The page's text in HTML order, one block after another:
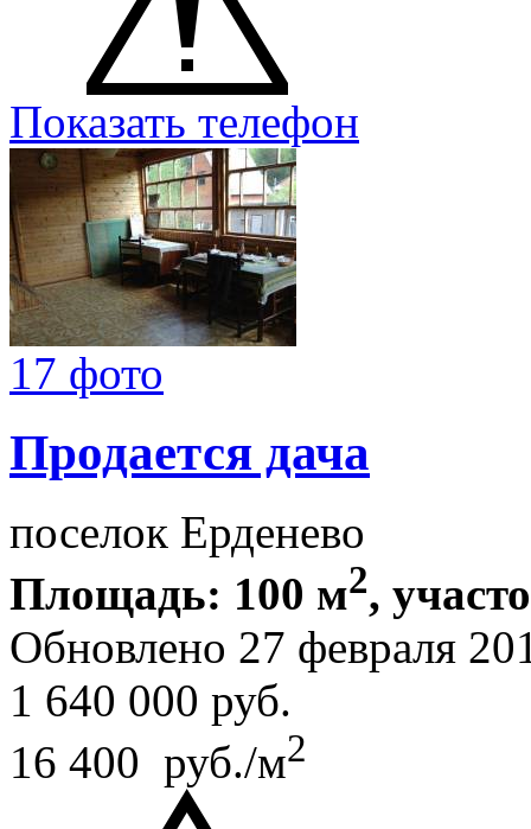
Показать телефон
17 фото
Продается дача
поселок Ерденево
Площадь: 100 м2,
Обновлено 27 февраля
1 640 000 руб.
16 400 руб./м2